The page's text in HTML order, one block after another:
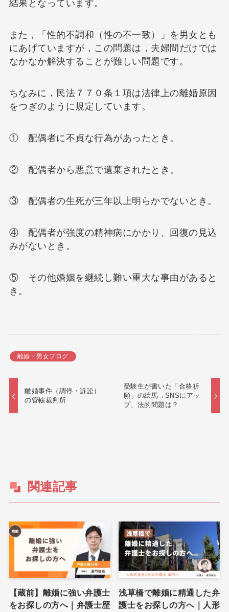
結果となっています。
また，「性的不調和（性の不一致）」を男女とも
にあげていますが，この問題は，夫婦間だけでは
なかなか解決することが難しい問題です。
ちなみに，民法７７０条１項は法律上の離婚原因
をつぎのように規定しています。
① 配偶者に不貞な行為があったとき。
② 配偶者から悪意で遺棄されたとき。
③ 配偶者の生死が三年以上明らかでないとき。
④ 配偶者が強度の精神病にかかり、回復の見込
みがないとき。
⑤ その他婚姻を継続し難い重大な事由があると
き。
離婚・男女ブログ
離婚事件（調停・訴訟）
の管轄裁判所
受験生が書いた「合格祈
願」の絵馬→SNSにアッ
プ、法的問題は？
関連記事
【蔵前】離婚に強い弁護士
をお探しの方へ｜弁護士歴
浅草橋で離婚に精通した弁
護士をお探しの方へ｜人形